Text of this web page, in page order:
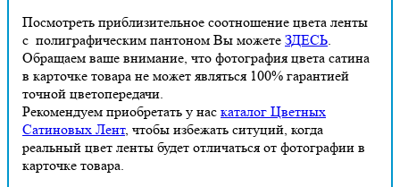
Посмотреть приблизительное соотношение цвета ленты
с полиграфическим пантоном Вы можете ЗДЕСЬ
Обращаем ваше внимание, что фотография цвета сатина
в карточке товара не может являться 100% гарантией
точной цветопередачи.
Рекомендуем приобретать у нас каталог Цветных
Сатиновых Лент, чтобы избежать ситуций, когда
реальный цвет ленты будет отличаться от фотографии в
карточке товара.